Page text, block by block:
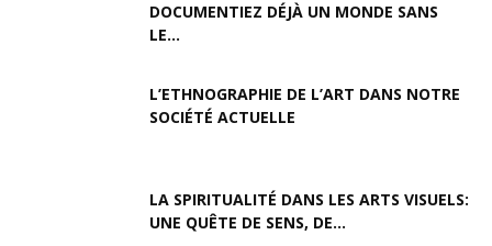
DOCUMENTIEZ DÉJÀ UN MONDE SANS
LE...
L’ETHNOGRAPHIE DE L’ART DANS NOTRE
SOCIÉTÉ ACTUELLE
LA SPIRITUALITÉ DANS LES ARTS VISUELS:
UNE QUÊTE DE SENS, DE...